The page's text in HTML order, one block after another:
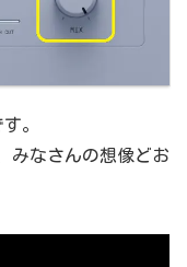
。
みなさんの想像どお